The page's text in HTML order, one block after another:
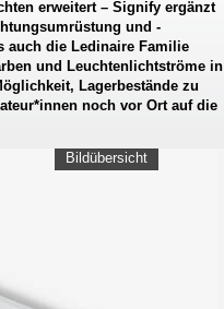
erweitert – Signify ergänzt
und -
auch die Ledinaire Familie
und Leuchtenlichtströme in
Lagerbestände zu
noch vor Ort auf die
Bildübersicht